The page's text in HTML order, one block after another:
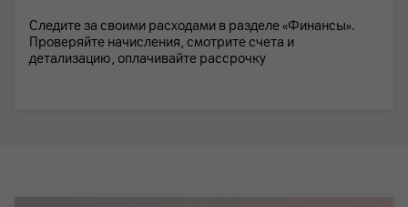
Следите за своими расходами в разделе «Финансы».
Проверяйте начисления, смотрите счета и
детализацию, оплачивайте рассрочку